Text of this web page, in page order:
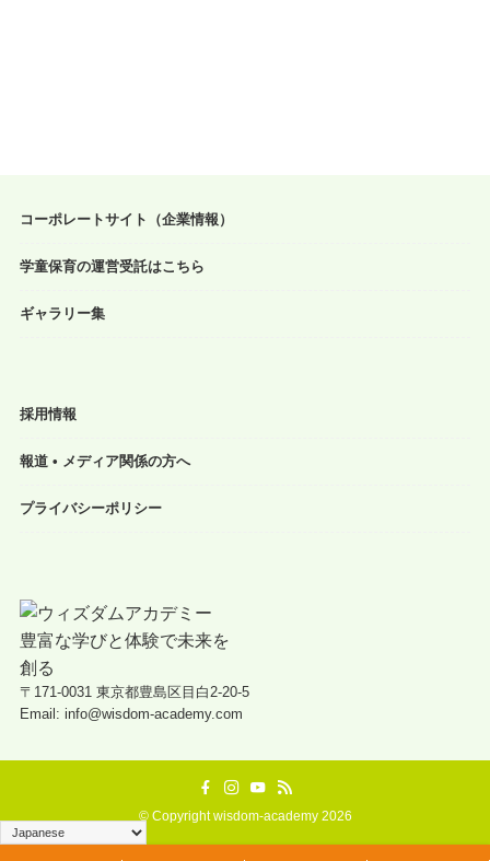
コーポレートサイト（企業情報）
学童保育の運営受託はこちら
ギャラリー集
採用情報
報道 • メディア関係の方へ
プライバシーポリシー
〒171-0031 東京都豊島区目白2-20-5
Email: info@wisdom-academy.com
©Copyright wisdom-academy 2026